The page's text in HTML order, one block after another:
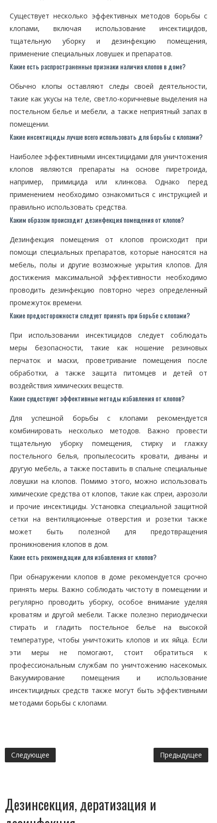
Существует несколько эффективных методов борьбы с
клопами, включая использование инсектицидов,
тщательную уборку и дезинфекцию помещения,
применение специальных ловушек и препаратов.
Какие есть распространенные признаки наличия клопов в доме?
Обычно клопы оставляют следы своей деятельности,
такие как укусы на теле, светло-коричневые выделения на
постельном белье и мебели, а также неприятный запах в
помещении.
Какие инсектициды лучше всего использовать для борьбы с клопами?
Наиболее эффективными инсектицидами для уничтожения
клопов являются препараты на основе пиретроида,
например, примицида или клинкова. Однако перед
применением необходимо ознакомиться с инструкцией и
правильно использовать средства.
Каким образом происходит дезинфекция помещения от клопов?
Дезинфекция помещения от клопов происходит при
помощи специальных препаратов, которые наносятся на
мебель, полы и другие возможные укрытия клопов. Для
достижения максимальной эффективности необходимо
проводить дезинфекцию повторно через определенный
промежуток времени.
Какие предосторожности следует принять при борьбе с клопами?
При использовании инсектицидов следует соблюдать
меры безопасности, такие как ношение резиновых
перчаток и маски, проветривание помещения после
обработки, а также защита питомцев и детей от
воздействия химических веществ.
Какие существуют эффективные методы избавления от клопов?
Для успешной борьбы с клопами рекомендуется
комбинировать несколько методов. Важно провести
тщательную уборку помещения, стирку и глажку
постельного белья, пропылесосить кровати, диваны и
другую мебель, а также поставить в спальне специальные
ловушки на клопов. Помимо этого, можно использовать
химические средства от клопов, такие как спреи, аэрозоли
и прочие инсектициды. Установка специальной защитной
сетки на вентиляционные отверстия и розетки также
может быть полезной для предотвращения
проникновения клопов в дом.
Какие есть рекомендации для избавления от клопов?
При обнаружении клопов в доме рекомендуется срочно
принять меры. Важно соблюдать чистоту в помещении и
регулярно проводить уборку, особое внимание уделяя
кроватям и другой мебели. Также полезно периодически
стирать и гладить постельное белье на высокой
температуре, чтобы уничтожить клопов и их яйца. Если
эти меры не помогают, стоит обратиться к
профессиональным службам по уничтожению насекомых.
Вакуумирование помещения и использование
инсектицидных средств также могут быть эффективными
методами борьбы с клопами.
Следующее Предыдущее
Дезинсекция, дератизация и